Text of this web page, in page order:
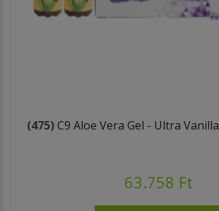
(475)C9 Aloe Vera Gel - Ultra Vanilla
63.758 Ft